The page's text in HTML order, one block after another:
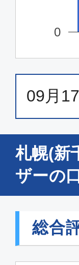
0
09月
札幌(新
ザーの
総合